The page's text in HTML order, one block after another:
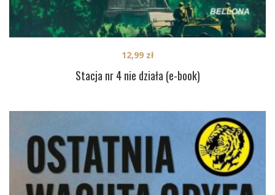
Stacja nr 4 nie działa (e-book)
12,99 zł